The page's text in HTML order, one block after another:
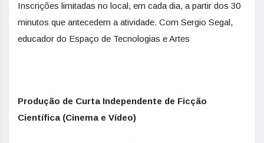
Inscrições limitadas no local, em cada dia, a partir dos 30
minutos que antecedem a atividade. Com Sergio Segal,
educador do Espaço de Tecnologias e Artes
Produção de Curta Independente de Ficção
Científica (Cinema e Vídeo)